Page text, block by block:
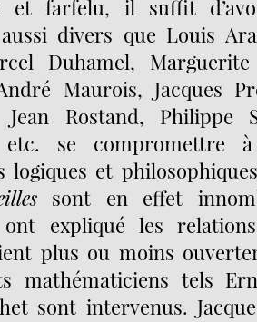
et farfelu, il suffit
divers que Louis
Duhamel,
Maurois, Jacques
Jean Rostand, Philippe
etc. se compromettre
logiques et
sont en effet
expliqué les
plus ou moins
mathématiciens tels
sont intervenus.